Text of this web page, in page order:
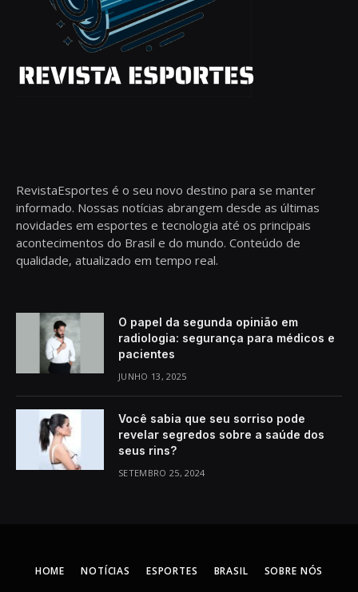
RevistaEsportes é o seu novo destino para se manter
informado. Nossas notícias abrangem desde as últimas
novidades em esportes e tecnologia até os principais
acontecimentos do Brasil e do mundo. Conteúdo de
qualidade, atualizado em tempo real.
O papel da segunda opinião em
radiologia: segurança para médicos e
pacientes
JUNHO 13, 2025
Você sabia que seu sorriso pode
revelar segredos sobre a saúde dos
seus rins?
SETEMBRO 25, 2024
HOME NOTÍCIAS ESPORTES BRASIL SOBRE NÓS